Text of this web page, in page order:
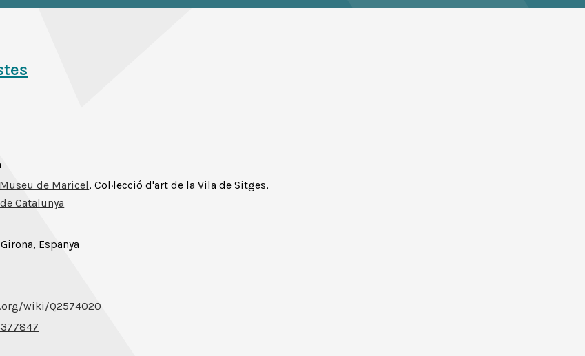
Museu de Maricel, Col·lecció d'art de la Vila de Sitges,
Catalunya
Espanya
wiki/Q2574020